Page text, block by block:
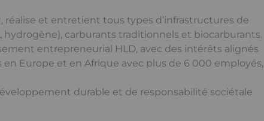
et entretient tous types d’infrastructures de
hydrogène), carburants traditionnels et biocarburants.
entrepreneurial HLD, avec des intérêts alignés
Europe et en Afrique avec plus de 6 000 employés,
durable et de responsabilité sociétale